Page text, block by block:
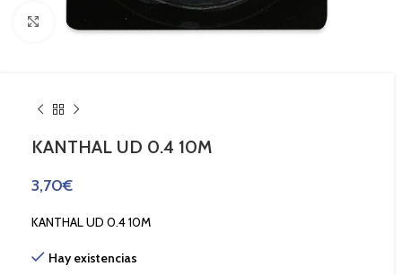
Haga Click para agrandar
KANTHAL UD 0.4 10M
3,70€
KANTHAL UD 0.4 10M
Hay existencias